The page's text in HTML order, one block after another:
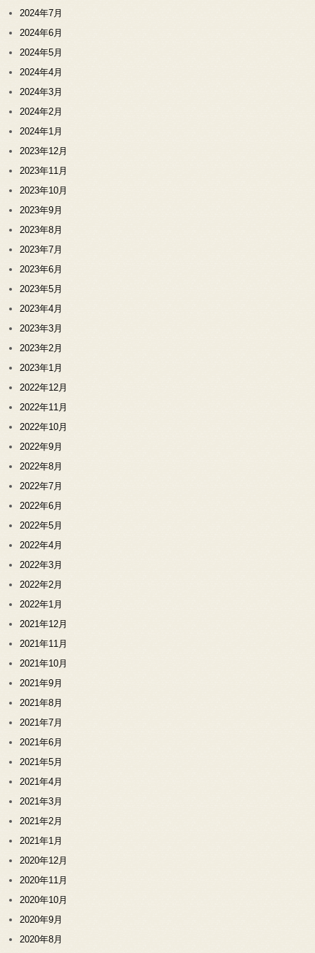
2024年7月
2024年6月
2024年5月
2024年4月
2024年3月
2024年2月
2024年1月
2023年12月
2023年11月
2023年10月
2023年9月
2023年8月
2023年7月
2023年6月
2023年5月
2023年4月
2023年3月
2023年2月
2023年1月
2022年12月
2022年11月
2022年10月
2022年9月
2022年8月
2022年7月
2022年6月
2022年5月
2022年4月
2022年3月
2022年2月
2022年1月
2021年12月
2021年11月
2021年10月
2021年9月
2021年8月
2021年7月
2021年6月
2021年5月
2021年4月
2021年3月
2021年2月
2021年1月
2020年12月
2020年11月
2020年10月
2020年9月
2020年8月